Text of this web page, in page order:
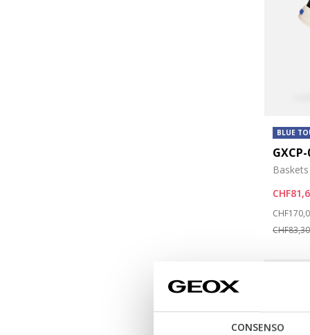
CONSENSO
BLUE
Price
CHF83,30